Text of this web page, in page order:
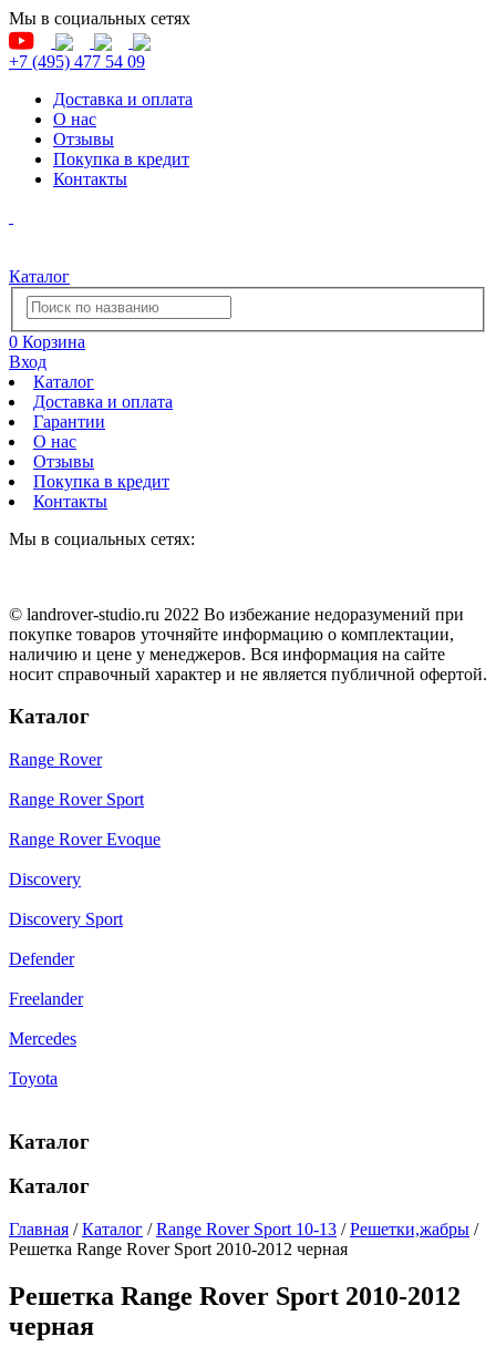
Мы в социальных сетях
+7 (495) 477 54 09
Доставка и оплата
О нас
Отзывы
Покупка в кредит
Контакты
Каталог
0 Корзина
Вход
Каталог
Доставка и оплата
Гарантии
О нас
Отзывы
Покупка в кредит
Контакты
Мы в социальных сетях:
© landrover-studio.ru 2022 Во избежание недоразумений при
покупке товаров уточняйте информацию о комплектации,
наличию и цене у менеджеров. Вся информация на сайте
носит справочный характер и не является публичной офертой.
Каталог
Range Rover
Range Rover Sport
Range Rover Evoque
Discovery
Discovery Sport
Defender
Freelander
Mercedes
Toyota
Каталог
Каталог
Главная /Каталог /Range Rover Sport 10-13 /Решетки,жабры /
Решетка Range Rover Sport 2010-2012 черная
Решетка Range Rover Sport 2010-2012
черная